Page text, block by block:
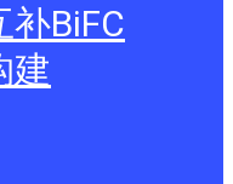
BiFC
建